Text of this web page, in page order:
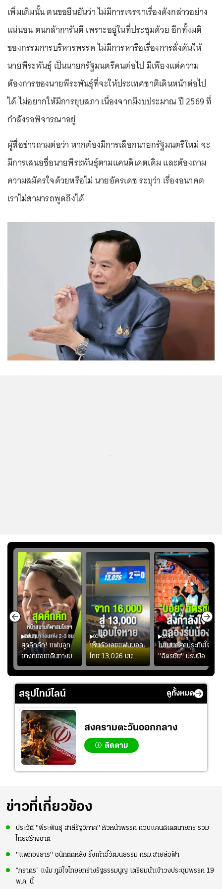
เพิ่มเติมนั้น ตนขอยืนยันว่า ไม่มีการเจรจาเรื่องดังกล่าวอย่าง
แน่นอน ตนกล้าการันตี เพราะอยู่ในที่ประชุมด้วย อีกทั้งมติ
ของกรรมการบริหารพรรค ไม่มีการหารือเรื่องการสั่งดันให้
นายพีระพันธุ์ เป็นนายกรัฐมนตรีคนต่อไป มีเพียงแต่ความ
ต้องการของนายพีระพันธุ์ที่จะให้ประเทศชาติเดินหน้าต่อไป
ได้ ไม่อยากให้มีการยุบสภา เนื่องจากมีงบประมาณ ปี 2569 ที่
กำลังรอพิจารณาอยู่
ผู้สื่อข่าวถามต่อว่า หากต้องมีการเลือกนายกรัฐมนตรีใหม่ จะ
มีการเสนอชื่อนายพีระพันธุ์ตามแคนดิเดตเดิม และต้องถาม
ความสมัครใจด้วยหรือไม่ นายอัครเดช ระบุว่า เรื่องอนาคต
เราไม่สามารถพูดถึงได้
00:51
สุดคึกคัก! แฟนลูก
ยางทยอยเดินทางมา
หน้าสนามกีฬา
สมโภชฯ กันอย่าง
คึกคัก ก่อนเกมเริ่ม
2-3 ชั่วโมง
00:40
เห็นตัวเลขแฟนบอล
ไทย 13,026 บน
สกอร์บอร์ดแล้วแอบ
ใจหาย น้อยกว่านัดที่
00:45
โมเมนต์สุดประทับใจ!
"ฉัตรชัย" ปรบมือ
ฉลองประตูแรกให้
ดาวรุ่ง "เจะฮานาฟี"
ในสีเสื้อช้างศึกชุด
สรุปไทม์ไลน์ ดูทั้งหมด
สงครามตะวันออกกลาง
ติดตาม
ข่าวที่เกี่ยวข้อง
ประวัติ "พีระพันธุ์ สาลีรัฐวิภาค" หัวหน้าพรรค ควบแคนดิเดตนายกฯ รวม
ไทยสร้างชาติ
"แพทองธาร" ชนักติดหลัง รั้งเก้าอี้วัฒนธรรม ครม.สายล่อฟ้า
“ภราดร” แง้ม ภูมิใจไทยยกร่างรัฐธรรมนูญ เตรียมนำเข้าวงประชุมพรรค 19
พ.ค. นี้